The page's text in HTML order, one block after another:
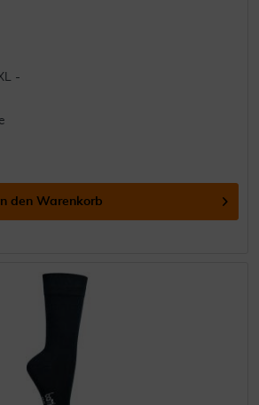
-
In den Warenkorb